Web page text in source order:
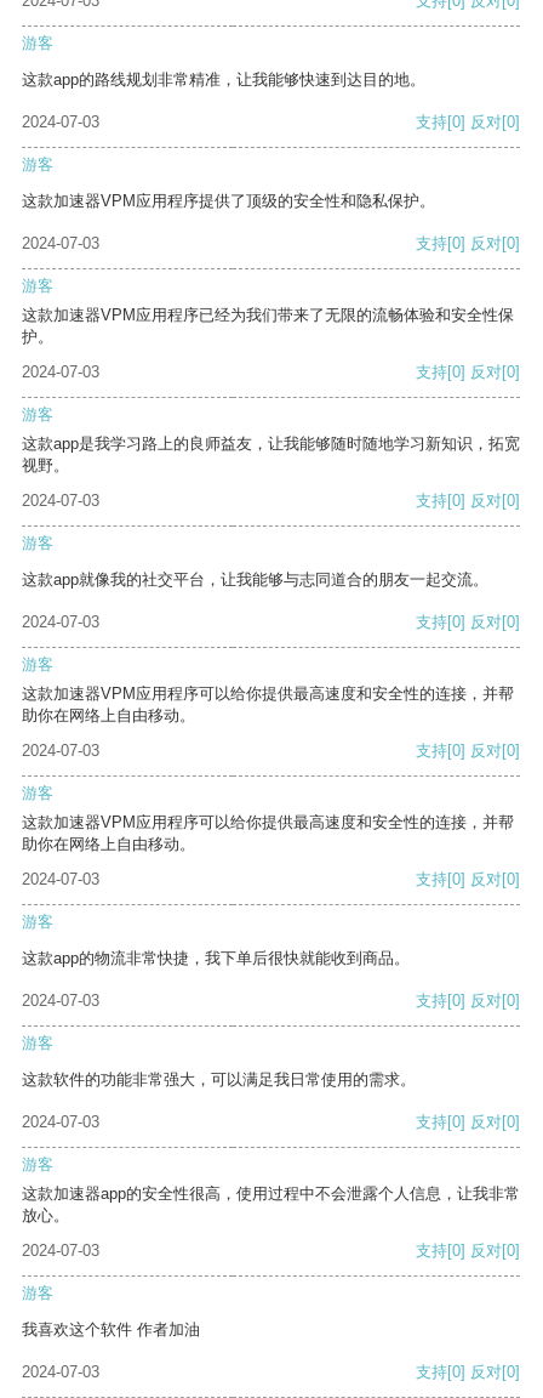
游客
这款app的路线规划非常精准，让我能够快速到达目的地。
2024-07-03 支持[0] 反对[0]
游客
这款加速器VPM应用程序提供了顶级的安全性和隐私保护。
2024-07-03 支持[0] 反对[0]
游客
这款加速器VPM应用程序已经为我们带来了无限的流畅体验和安全性保
护。
2024-07-03
支持[0] 反对[0]
游客
这款app是我学习路上的良师益友，让我能够随时随地学习新知识，拓宽
视野。
2024-07-03
支持[0] 反对[0]
游客
这款app就像我的社交平台，让我能够与志同道合的朋友一起交流。
2024-07-03 支持[0] 反对[0]
游客
这款加速器VPM应用程序可以给你提供最高速度和安全性的连接，并帮
助你在网络上自由移动。
2024-07-03
支持[0] 反对[0]
游客
这款加速器VPM应用程序可以给你提供最高速度和安全性的连接，并帮
助你在网络上自由移动。
2024-07-03
支持[0] 反对[0]
游客
这款app的物流非常快捷，我下单后很快就能收到商品。
2024-07-03 支持[0] 反对[0]
游客
这款软件的功能非常强大，可以满足我日常使用的需求。
2024-07-03 支持[0] 反对[0]
游客
这款加速器app的安全性很高，使用过程中不会泄露个人信息，让我非常
放心。
2024-07-03
支持[0] 反对[0]
游客
我喜欢这个软件 作者加油
2024-07-03 支持[0] 反对[0]